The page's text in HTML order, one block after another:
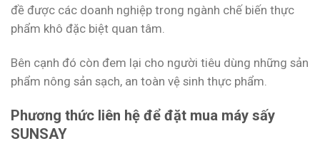
đề được các doanh nghiệp trong ngành chế biến thực
phẩm khô đặc biệt quan tâm.
Bên cạnh đó còn đem lại cho người tiêu dùng những sản
phẩm nông sản sạch, an toàn vệ sinh thực phẩm.
Phương thức liên hệ để đặt mua máy sấy
SUNSAY